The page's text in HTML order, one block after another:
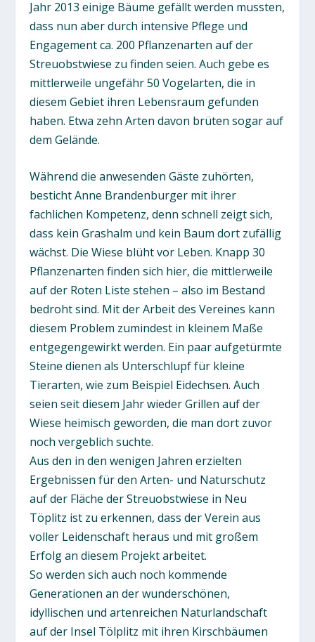
Jahr 2013 einige Bäume gefällt werden mussten,
dass nun aber durch intensive Pflege und
Engagement ca. 200 Pflanzenarten auf der
Streuobstwiese zu finden seien. Auch gebe es
mittlerweile ungefähr 50 Vogelarten, die in
diesem Gebiet ihren Lebensraum gefunden
haben. Etwa zehn Arten davon brüten sogar auf
dem Gelände.
Während die anwesenden Gäste zuhörten,
besticht Anne Brandenburger mit ihrer
fachlichen Kompetenz, denn schnell zeigt sich,
dass kein Grashalm und kein Baum dort zufällig
wächst. Die Wiese blüht vor Leben. Knapp 30
Pflanzenarten finden sich hier, die mittlerweile
auf der Roten Liste stehen – also im Bestand
bedroht sind. Mit der Arbeit des Vereines kann
diesem Problem zumindest in kleinem Maße
entgegengewirkt werden. Ein paar aufgetürmte
Steine dienen als Unterschlupf für kleine
Tierarten, wie zum Beispiel Eidechsen. Auch
seien seit diesem Jahr wieder Grillen auf der
Wiese heimisch geworden, die man dort zuvor
noch vergeblich suchte.
Aus den in den wenigen Jahren erzielten
Ergebnissen für den Arten- und Naturschutz
auf der Fläche der Streuobstwiese in Neu
Töplitz ist zu erkennen, dass der Verein aus
voller Leidenschaft heraus und mit großem
Erfolg an diesem Projekt arbeitet.
So werden sich auch noch kommende
Generationen an der wunderschönen,
idyllischen und artenreichen Naturlandschaft
auf der Insel Tölplitz mit ihren Kirschbäumen